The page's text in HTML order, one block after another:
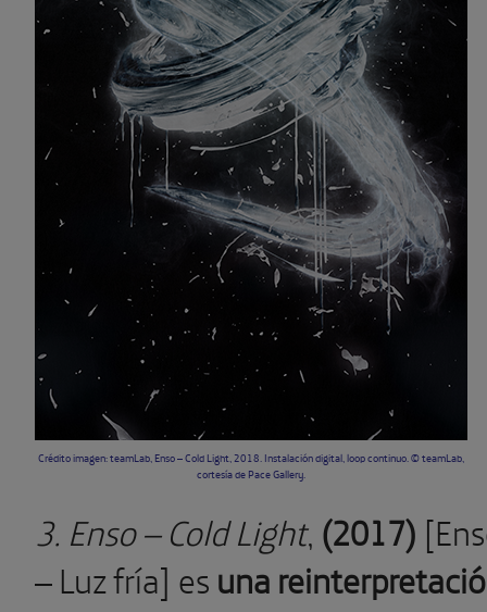
Crédito imagen: teamLab, ​Enso – Cold Light, 2018. Instalación digital, loop continuo. © teamLab,
cortesía de Pace Gallery.
3. Enso– Cold Light, (2017)
– Luz fría] esuna